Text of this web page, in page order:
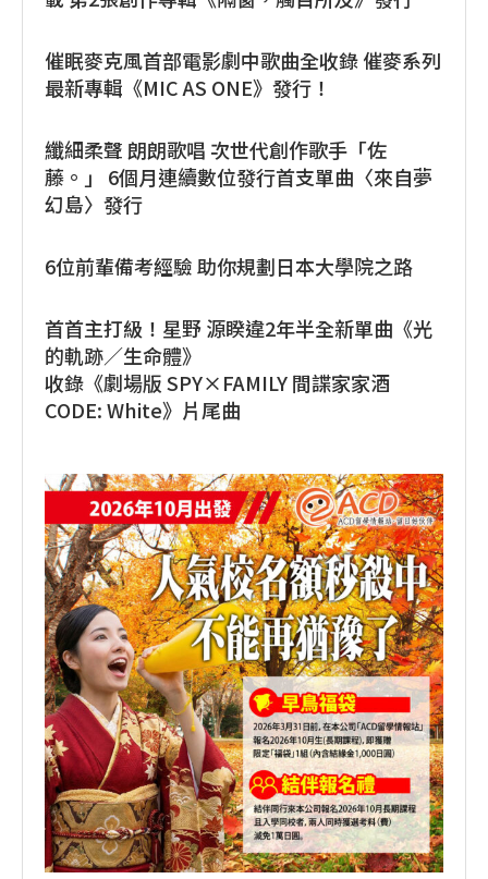
催眠麥克風首部電影劇中歌曲全收錄 催麥系列
最新專輯《MIC AS ONE》發行！
纖細柔聲 朗朗歌唱 次世代創作歌手「佐
藤。」 6個月連續數位發行首支單曲〈來自夢
幻島〉發行
6位前輩備考經驗 助你規劃日本大學院之路
首首主打級！星野 源睽違2年半全新單曲《光
的軌跡／生命體》
收錄《劇場版 SPY×FAMILY 間諜家家酒
CODE: White》片尾曲